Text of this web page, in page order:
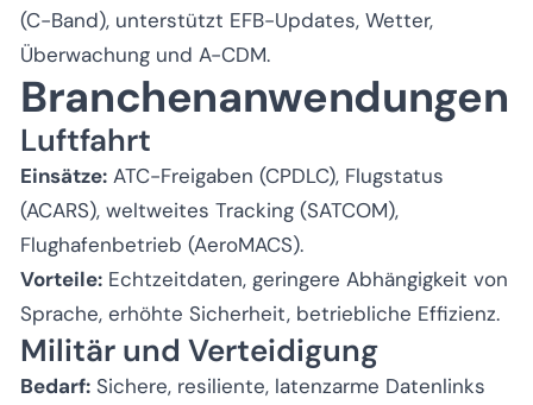
(C-Band), unterstützt EFB-Updates, Wetter,
Überwachung und A-CDM.
Branchenanwendungen
Luftfahrt
Einsätze: ATC-Freigaben (CPDLC), Flugstatus
(ACARS), weltweites Tracking (SATCOM),
Flughafenbetrieb (AeroMACS).
Vorteile: Echtzeitdaten, geringere Abhängigkeit von
Sprache, erhöhte Sicherheit, betriebliche Effizienz.
Militär und Verteidigung
Bedarf: Sichere, resiliente, latenzarme Datenlinks